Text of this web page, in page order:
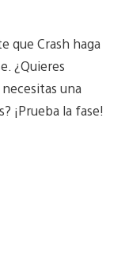
que Crash haga
¿Quieres
una
¡Prueba la fase!